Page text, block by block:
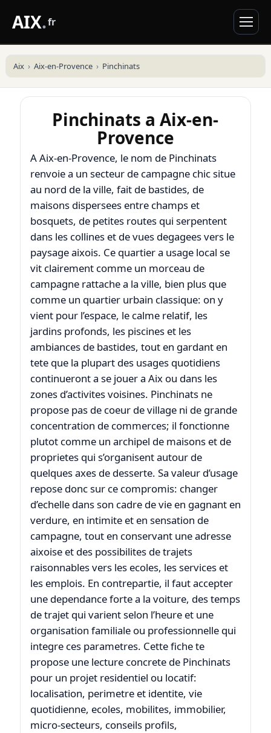
AIX.fr
Aix Aix-en-Provence Pinchinats
Pinchinats a Aix-en-
Provence
A Aix-en-Provence, le nom de Pinchinats
renvoie a un secteur de campagne chic situe
au nord de la ville, fait de bastides, de
maisons dispersees entre champs et
bosquets, de petites routes qui serpentent
dans les collines et de vues degagees vers le
paysage aixois. Ce quartier a usage local se
vit clairement comme un morceau de
campagne rattache a la ville, bien plus que
comme un quartier urbain classique: on y
vient pour l’espace, le calme relatif, les
jardins profonds, les piscines et les
ambiances de bastides, tout en gardant en
tete que la plupart des usages quotidiens
continueront a se jouer a Aix ou dans les
zones d’activites voisines. Pinchinats ne
propose pas de coeur de village ni de grande
concentration de commerces; il fonctionne
plutot comme un archipel de maisons et de
proprietes qui s’organisent autour de
quelques axes de desserte. Sa valeur d’usage
repose donc sur ce compromis: changer
d’echelle dans son cadre de vie en gagnant en
verdure, en intimite et en sensation de
campagne, tout en conservant une adresse
aixoise et des possibilites de trajets
raisonnables vers les ecoles, les services et
les emplois. En contrepartie, il faut accepter
une dependance forte a la voiture, des temps
de trajet qui varient selon l’heure et une
organisation familiale ou professionnelle qui
integre ces parametres. Cette fiche te
propose une lecture concrete de Pinchinats
pour un projet residentiel ou locatif:
localisation, perimetre et identite, vie
quotidienne, ecoles, mobilites, immobilier,
micro-secteurs, conseils profils,